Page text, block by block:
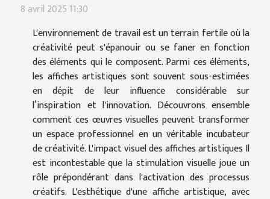
8 avril 2025 11:30
L'environnement de travail est un terrain fertile où la
créativité peut s'épanouir ou se faner en fonction
des éléments qui le composent. Parmi ces éléments,
les affiches artistiques sont souvent sous-estimées
en dépit de leur influence considérable sur
l’inspiration et l'innovation. Découvrons ensemble
comment ces œuvres visuelles peuvent transformer
un espace professionnel en un véritable incubateur
de créativité. L'impact visuel des affiches artistiques Il
est incontestable que la stimulation visuelle joue un
rôle prépondérant dans l'activation des processus
créatifs. L'esthétique d'une affiche artistique, avec